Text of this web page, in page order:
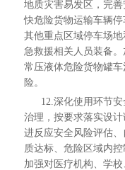
地质灾害易发区，完
快危险货物运输车辆
其他重点区域停车场
急救援相关人员装备
常压液体危险货物罐
险。
12.深化使用环节安
治理，按要求落实设
进反应安全风险评估
质达标、危险区域内
加强对医疗机构、学